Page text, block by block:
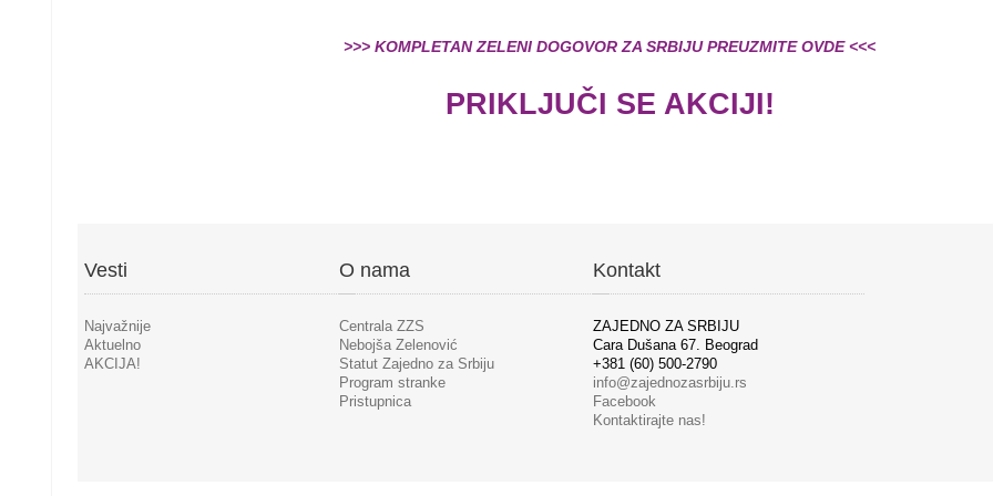
>>> KOMPLETAN ZELENI DOGOVOR ZA SRBIJU PREUZMITE OVDE <<<
PRIKLJUČI SE AKCIJI!
Vesti
Najvažnije
Aktuelno
AKCIJA!
O nama
Centrala ZZS
Nebojša Zelenović
Statut Zajedno za Srbiju
Program stranke
Pristupnica
Kontakt
ZAJEDNO ZA SRBIJU
Cara Dušana 67. Beograd
+381 (60) 500-2790
info@zajednozasrbiju.rs
Facebook
Kontaktirajte nas!